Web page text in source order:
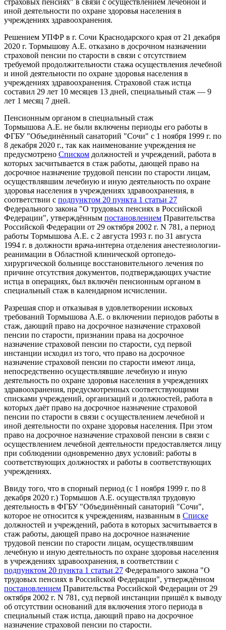
страховых пенсиях" в связи с осуществлением лечебной и
иной деятельности по охране здоровья населения в
учреждениях здравоохранения.
Решением УПФР в г. Сочи Краснодарского края от 21 декабря
2020 г. Тормышову А.Е. отказано в досрочном назначении
страховой пенсии по старости в связи с отсутствием
требуемой продолжительности стажа осуществления лечебной
и иной деятельности по охране здоровья населения в
учреждениях здравоохранения. Страховой стаж истца
составил 29 лет 10 месяцев 13 дней, специальный стаж — 9
лет 1 месяц 7 дней.
Пенсионным органом в специальный стаж
Тормышова А.Е. не были включены периоды его работы в
ФГБУ "Объединённый санаторий "Сочи" с 1 ноября 1999 г. по
8 декабря 2020 г., так как наименование учреждения не
предусмотрено Списком должностей и учреждений, работа в
которых засчитывается в стаж работы, дающей право на
досрочное назначение трудовой пенсии по старости лицам,
осуществлявшим лечебную и иную деятельность по охране
здоровья населения в учреждениях здравоохранения, в
соответствии с подпунктом 20 пункта 1 статьи 27
Федерального закона "О трудовых пенсиях в Российской
Федерации", утверждённым постановлением Правительства
Российской Федерации от 29 октября 2002 г. N 781, а период
работы Тормышова А.Е. с 2 августа 1993 г. по 31 августа
1994 г. в должности врача-интерна отделения анестезиологии-
реанимации в Областной клинической ортопедо-
хирургической больнице восстановительного лечения по
причине отсутствия документов, подтверждающих участие
истца в операциях, был включён пенсионным органом в
специальный стаж в календарном исчислении.
Разрешая спор и отказывая в удовлетворении исковых
требований Тормышова А.Е. о включении периодов работы в
стаж, дающий право на досрочное назначение страховой
пенсии по старости, признании права на досрочное
назначение страховой пенсии по старости, суд первой
инстанции исходил из того, что право на досрочное
назначение страховой пенсии по старости имеют лица,
непосредственно осуществлявшие лечебную и иную
деятельность по охране здоровья населения в учреждениях
здравоохранения, предусмотренных соответствующими
списками учреждений, организаций и должностей, работа в
которых даёт право на досрочное назначение страховой
пенсии по старости в связи с осуществлением лечебной и
иной деятельности по охране здоровья населения. При этом
право на досрочное назначение страховой пенсии в связи с
осуществлением лечебной деятельности предоставляется лицу
при соблюдении одновременно двух условий: работы в
соответствующих должностях и работы в соответствующих
учреждениях.
Ввиду того, что в спорный период (с 1 ноября 1999 г. по 8
декабря 2020 г.) Тормышов А.Е. осуществлял трудовую
деятельность в ФГБУ "Объединённый санаторий "Сочи",
которое не относится к учреждениям, названным в Списке
должностей и учреждений, работа в которых засчитывается в
стаж работы, дающей право на досрочное назначение
трудовой пенсии по старости лицам, осуществлявшим
лечебную и иную деятельность по охране здоровья населения
в учреждениях здравоохранения, в соответствии с
подпунктом 20 пункта 1 статьи 27 Федерального закона "О
трудовых пенсиях в Российской Федерации", утверждённом
постановлением Правительства Российской Федерации от 29
октября 2002 г. N 781, суд первой инстанции пришёл к выводу
об отсутствии оснований для включения этого периода в
специальный стаж истца, дающий право на досрочное
назначение страховой пенсии по старости.